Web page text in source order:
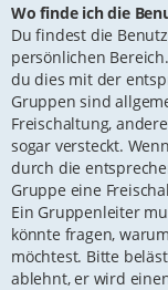
Wo finde ich die
Du findest die
persönlichen
du dies mit der
Gruppen sind
Freischaltung,
sogar versteckt.
durch die
Gruppe eine
Ein Gruppenleiter
könnte fragen,
möchtest. Bitte
ablehnt, er wird